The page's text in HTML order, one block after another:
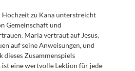
Hochzeit zu Kana unterstreicht
Gemeinschaft und
Maria vertraut auf Jesus,
auf seine Anweisungen, und
dieses Zusammenspiels
ist eine wertvolle Lektion für jede